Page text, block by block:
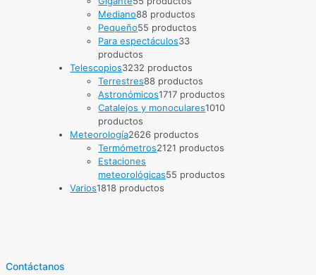
Mediano88 productos
Pequeño55 productos
Para espectáculos33
productos
Telescopios3232 productos
Terrestres88 productos
Astronómicos1717 productos
Catalejos y monoculares1010
productos
Meteorología2626 productos
Termómetros2121 productos
Estaciones
meteorológicas55 productos
Varios1818 productos
Contáctanos